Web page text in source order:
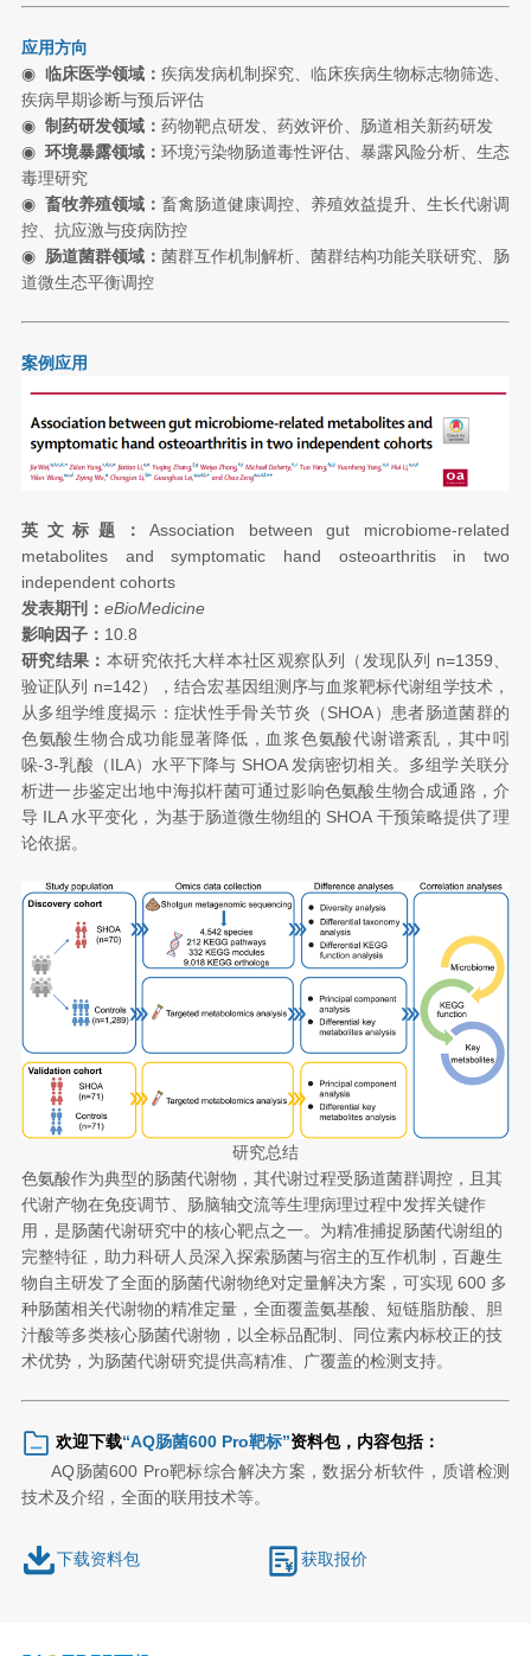
应用方向
◉ 临床医学领域： 疾病发病机制探究、临床疾病生物标志物筛选、
疾病早期诊断与预后评估
◉ 制药研发领域： 药物靶点研发、药效评价、肠道相关新药研发
◉ 环境暴露领域： 环境污染物肠道毒性评估、暴露风险分析、生态
毒理研究
◉ 畜牧养殖领域： 畜禽肠道健康调控、养殖效益提升、生长代谢调
控、抗应激与疫病防控
◉ 肠道菌群领域： 菌群互作机制解析、菌群结构功能关联研究、肠
道微生态平衡调控
案例应用
英文标题：Association between gut microbiome-related
metabolites and symptomatic hand osteoarthritis in two
independent cohorts
发表期刊： eBioMedicine
影响因子： 10.8
研究结果： 本研究依托大样本社区观察队列（发现队列 n=1359、
验证队列 n=142），结合宏基因组测序与血浆靶标代谢组学技术，
从多组学维度揭示：症状性手骨关节炎（SHOA）患者肠道菌群的
色氨酸生物合成功能显著降低，血浆色氨酸代谢谱紊乱，其中吲
哚-3-乳酸（ILA）水平下降与 SHOA 发病密切相关。多组学关联分
析进一步鉴定出地中海拟杆菌可通过影响色氨酸生物合成通路，介
导 ILA 水平变化，为基于肠道微生物组的 SHOA 干预策略提供了理
论依据。
研究总结
色氨酸作为典型的肠菌代谢物，其代谢过程受肠道菌群调控，且其
代谢产物在免疫调节、肠脑轴交流等生理病理过程中发挥关键作
用，是肠菌代谢研究中的核心靶点之一。为精准捕捉肠菌代谢组的
完整特征，助力科研人员深入探索肠菌与宿主的互作机制，百趣生
物自主研发了全面的肠菌代谢物绝对定量解决方案，可实现 600 多
种肠菌相关代谢物的精准定量，全面覆盖氨基酸、短链脂肪酸、胆
汁酸等多类核心肠菌代谢物，以全标品配制、同位素内标校正的技
术优势，为肠菌代谢研究提供高精准、广覆盖的检测支持。
欢迎下载“AQ肠菌600 Pro靶标”资料包，内容包括：
AQ肠菌600 Pro靶标综合解决方案，数据分析软件，质谱检测
技术及介绍，全面的联用技术等。
下载资料包 获取报价